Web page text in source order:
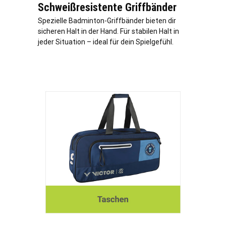
Schweißresistente Griffbänder
Spezielle Badminton-Griffbänder bieten dir
sicheren Halt in der Hand. Für stabilen Halt in
jeder Situation – ideal für dein Spielgefühl.